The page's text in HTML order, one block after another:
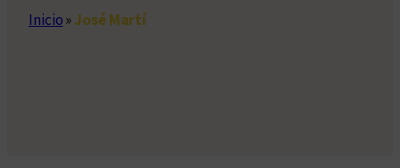
Inicio»José Martí